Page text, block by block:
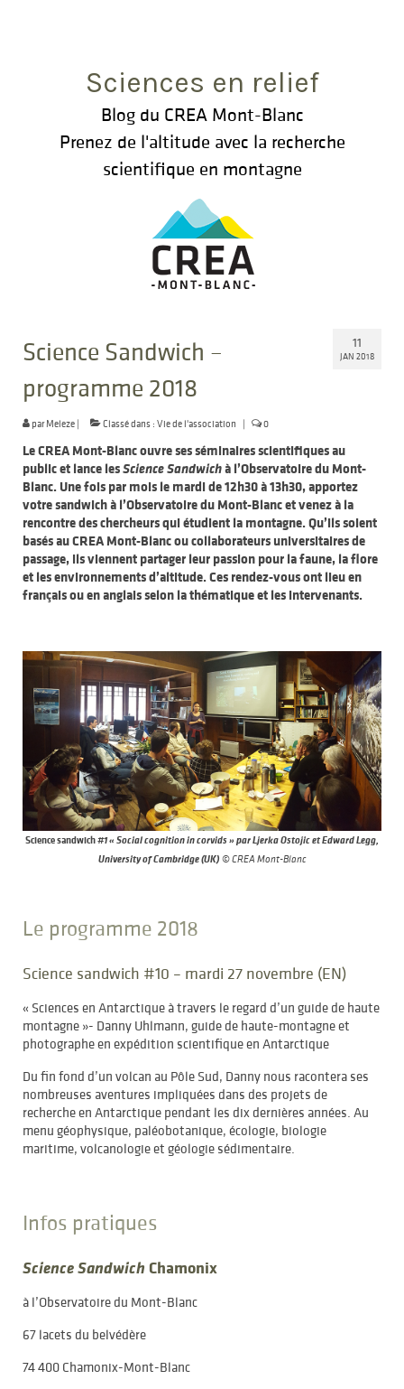
Sciences en relief
Blog du CREA Mont-Blanc
Prenez de l'altitude avec la recherche
scientifique en montagne
11
JAN 2018
Science Sandwich –
programme 2018
parMeleze | Classé dans : Vie de l'association | 0
Le CREA Mont-Blanc ouvre ses séminaires scientifiques au
public et lance lesScience Sandwichà l’Observatoire du Mont-
Blanc. Une fois par mois le mardi de 12h30 à 13h30, apportez
votre sandwich à l’Observatoire du Mont-Blanc et venez à la
rencontre des chercheurs qui étudient la montagne.Qu’ils soient
basés au CREA Mont-Blanc ou collaborateurs universitaires de
passage, ils viennent partager leur passion pour la faune, la flore
et les environnements d’altitude.Ces rendez-vous ont lieu en
français ou en anglais selon la thématique et les intervenants.
Science sandwich#1 « Social cognition in corvids » par Ljerka Ostojic et Edward Legg,
University of Cambridge (UK) © CREA Mont-Blanc
Le programme 2018
Science sandwich #10 – mardi 27 novembre (EN)
« Sciences en Antarctique à travers le regard d’un guide de haute
montagne »- Danny Uhlmann, guide de haute-montagne et
photographe en expédition scientifique en Antarctique
Du fin fond d’un volcan au Pôle Sud, Danny nous racontera ses
nombreuses aventures impliquées dans des projets de
recherche en Antarctique pendant les dix dernières années. Au
menu géophysique, paléobotanique, écologie, biologie
maritime, volcanologie et géologie sédimentaire.
Infos pratiques
Science Sandwich Chamonix
à l’Observatoire du Mont-Blanc
67 lacets du belvédère
74 400 Chamonix-Mont-Blanc